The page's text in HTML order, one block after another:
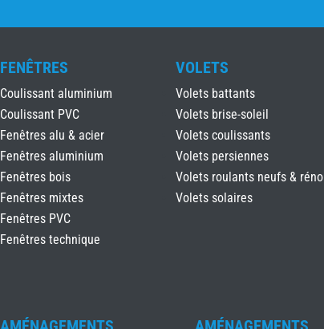
FENÊTRES
Coulissant aluminium
Coulissant PVC
Fenêtres alu & acier
Fenêtres aluminium
Fenêtres bois
Fenêtres mixtes
Fenêtres PVC
Fenêtres technique
VOLETS
Volets battants
Volets brise-soleil
Volets coulissants
Volets persiennes
Volets roulants neufs & réno
Volets solaires